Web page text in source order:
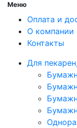
Меню
Оплата и
О компании
Контакты
Для